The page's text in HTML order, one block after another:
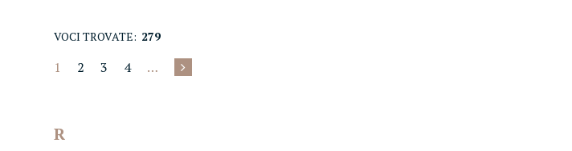
VOCI TROVATE: 279
1 2 3 4 …
R